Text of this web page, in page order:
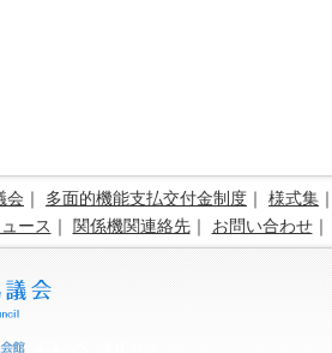
会 ｜ 多面的機能支払交付金制度 ｜ 様式集 ｜
ース ｜ 関係機関連絡先｜ お問い合わせ｜